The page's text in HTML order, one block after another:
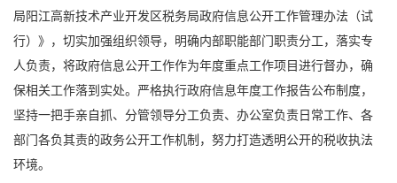
局阳江高新技术产业开发区税务局政府信息公开工作管理办法（试
行）》，切实加强组织领导，明确内部职能部门职责分工，落实专
人负责，将政府信息公开工作作为年度重点工作项目进行督办，确
保相关工作落到实处。严格执行政府信息年度工作报告公布制度，
坚持一把手亲自抓、分管领导分工负责、办公室负责日常工作、各
部门各负其责的政务公开工作机制，努力打造透明公开的税收执法
环境。